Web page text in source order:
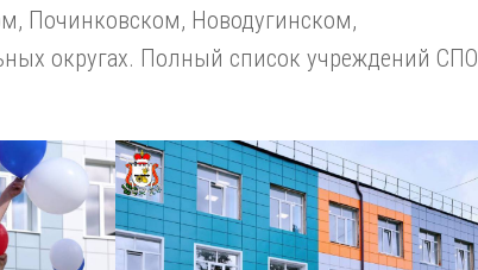
Починковском, Новодугинском,
округах. Полный список учреждений СПО